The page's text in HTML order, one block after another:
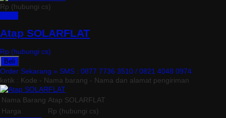
Rp (hubungi cs)
Atap SOLARFLAT
Rp (hubungi cs)
Beli
Order Sekarang » SMS : 0877 7736 3510 / 0821 4048 0974
ketik : Kode - Nama barang - Nama dan alamat pengiriman
Nama Barang Atap SOLARFLAT
Harga
Rp (hubungi cs)